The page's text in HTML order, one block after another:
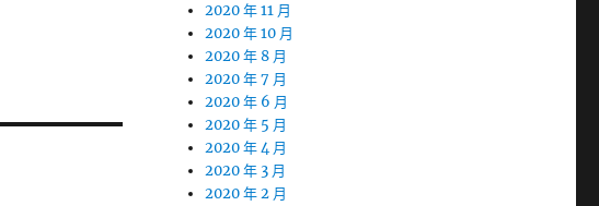
2020 年 11 月
2020 年 10 月
2020 年 8 月
2020 年 7 月
2020 年 6 月
2020 年 5 月
2020 年 4 月
2020 年 3 月
2020 年 2 月